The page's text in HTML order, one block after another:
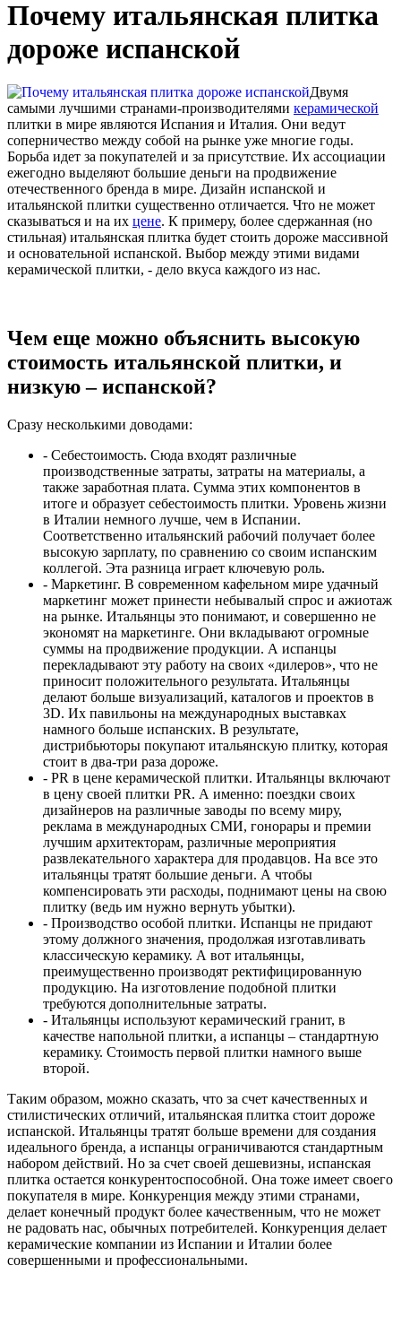
Почему итальянская плитка
дороже испанской
Двумя
самыми лучшими странами-производителями керамической
плитки в мире являются Испания и Италия. Они ведут
соперничество между собой на рынке уже многие годы.
Борьба идет за покупателей и за присутствие. Их ассоциации
ежегодно выделяют большие деньги на продвижение
отечественного бренда в мире. Дизайн испанской и
итальянской плитки существенно отличается. Что не может
сказываться и на их цене. К примеру, более сдержанная (но
стильная) итальянская плитка будет стоить дороже массивной
и основательной испанской. Выбор между этими видами
керамической плитки, - дело вкуса каждого из нас.
Чем еще можно объяснить высокую
стоимость итальянской плитки, и
низкую – испанской?
Сразу несколькими доводами:
- Себестоимость. Сюда входят различные
производственные затраты, затраты на материалы, а
также заработная плата. Сумма этих компонентов в
итоге и образует себестоимость плитки. Уровень жизни
в Италии немного лучше, чем в Испании.
Соответственно итальянский рабочий получает более
высокую зарплату, по сравнению со своим испанским
коллегой. Эта разница играет ключевую роль.
- Маркетинг. В современном кафельном мире удачный
маркетинг может принести небывалый спрос и ажиотаж
на рынке. Итальянцы это понимают, и совершенно не
экономят на маркетинге. Они вкладывают огромные
суммы на продвижение продукции. А испанцы
перекладывают эту работу на своих «дилеров», что не
приносит положительного результата. Итальянцы
делают больше визуализаций, каталогов и проектов в
3D. Их павильоны на международных выставках
намного больше испанских. В результате,
дистрибьюторы покупают итальянскую плитку, которая
стоит в два-три раза дороже.
- PR в цене керамической плитки. Итальянцы включают
в цену своей плитки PR. А именно: поездки своих
дизайнеров на различные заводы по всему миру,
реклама в международных СМИ, гонорары и премии
лучшим архитекторам, различные мероприятия
развлекательного характера для продавцов. На все это
итальянцы тратят большие деньги. А чтобы
компенсировать эти расходы, поднимают цены на свою
плитку (ведь им нужно вернуть убытки).
- Производство особой плитки. Испанцы не придают
этому должного значения, продолжая изготавливать
классическую керамику. А вот итальянцы,
преимущественно производят ректифицированную
продукцию. На изготовление подобной плитки
требуются дополнительные затраты.
- Итальянцы используют керамический гранит, в
качестве напольной плитки, а испанцы – стандартную
керамику. Стоимость первой плитки намного выше
второй.
Таким образом, можно сказать, что за счет качественных и
стилистических отличий, итальянская плитка стоит дороже
испанской. Итальянцы тратят больше времени для создания
идеального бренда, а испанцы ограничиваются стандартным
набором действий. Но за счет своей дешевизны, испанская
плитка остается конкурентоспособной. Она тоже имеет своего
покупателя в мире. Конкуренция между этими странами,
делает конечный продукт более качественным, что не может
не радовать нас, обычных потребителей. Конкуренция делает
керамические компании из Испании и Италии более
совершенными и профессиональными.